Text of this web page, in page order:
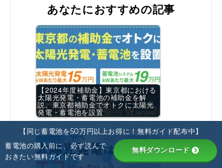
あなたにおすすめの記事
【2024年度補助金】東京都における
太陽光発電・蓄電池の補助金を解
説。東京都補助金でオトクに太陽光
発電・蓄電池を設置
【同じ蓄電池を50万円以上お得に！無料ガイド配布中】
蓄電池の購入前に、必ず読んで
おきたい無料ガイドです
無料ダウンロード